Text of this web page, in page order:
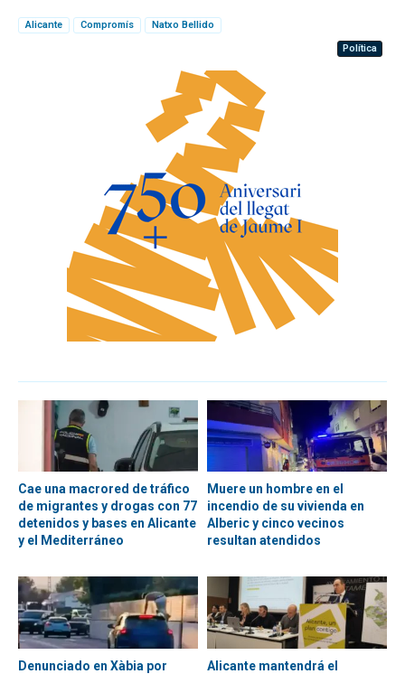
Alicante Compromís
Natxo Bellido
Política
Cae una macrored de tráfico
de migrantes y drogas con 77
detenidos y bases en Alicante
y el Mediterráneo
Muere un hombre en el
incendio de su vivienda en
Alberic y cinco vecinos
resultan atendidos
Denunciado en Xàbia por
Alicante mantendrá el